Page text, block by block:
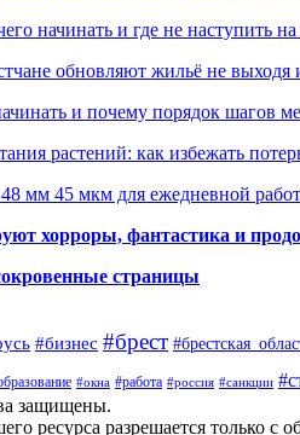
начинать и где не наступить
обновляют жильё не выходя
и почему порядок шагов
растений: как избежать
мм 45 мкм для ежедневной
хорроры, фантастика и
страницы
#бизнес #брест
#окна #работа #россия #санкции
защищены.
ресурса разрешается только с